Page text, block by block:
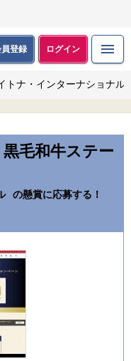
登録 ログイン
トナ・インターナショナル
毛和牛ステー
の懸賞に応募する！